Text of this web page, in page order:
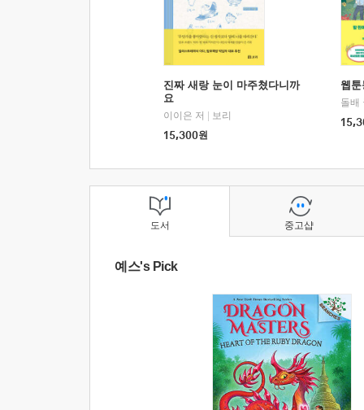
진짜 새랑 눈이 마주쳤다니까
요
이이은 저
보리
15,300원
웹
돌배
도서
예스's Pick
중고샵